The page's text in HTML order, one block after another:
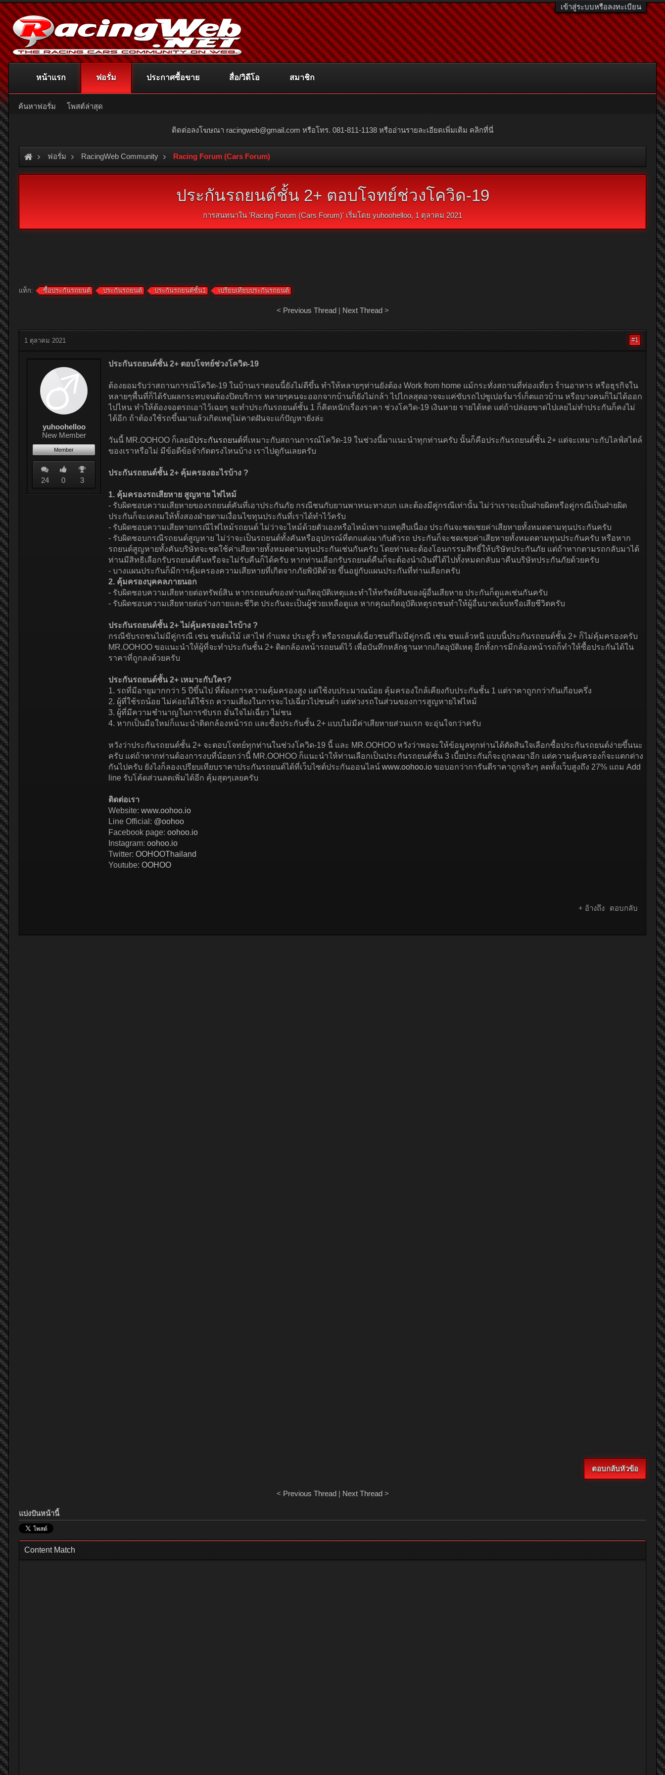
เข้าสู่ระบบหรือลงทะเบียน
ติดต่อลงโฆษณา racingweb@gmail.com หรือโทร. 081-811-1138 หรืออ่านรายละเอียดเพิ่มเติม คลิกที่นี่
ฟอรั่ม RacingWeb Community Racing Forum (Cars Forum)
ประกันรถยนต์ชั้น 2+ ตอบโจทย์ช่วงโควิด-19
การสนทนาใน 'Racing Forum (Cars Forum)' เริ่มโดยyuhoohelloo, 1 ตุลาคม 2021
แท็ก: ซื้อประกันรถยนต์ ประกันรถยนต์ ประกันรถยนต์ชั้น1 เปรียบเทียบประกันรถยนต์
< Previous Thread| Next Thread>
1 ตุลาคม 2021 #1
yuhoohelloo
New Member
Member
24 0 3
ประกันรถยนต์ชั้น 2+ ตอบโจทย์ช่วงโควิด-19
ต้องยอมรับว่าสถานการณ์โควิด-19 ในบ้านเราตอนนี้ยังไม่ดีขึ้น ทำให้หลายๆท่านยังต้อง Work from home แม้กระทั่งสถานที่ท่องเที่ยว ร้านอาหาร หรือธุรกิจใน
หลายๆพื้นที่ก็ได้รับผลกระทบจนต้องปิดบริการ หลายๆคนจะออกจากบ้านก็ยังไม่กล้า ไปไกลสุดอาจจะแค่ขับรถไปซูเปอร์มาร์เก็ตแถวบ้าน หรือบางคนก็ไม่ได้ออก
ไปไหน ทำให้ต้องจอดรถเอาไว้เฉยๆ จะทำประกันรถยนต์ชั้น 1 ก็คิดหนักเรื่องราคา ช่วงโควิด-19 เงินหาย รายได้หด แต่ถ้าปล่อยขาดไปเลยไม่ทำประกันก็คงไม่
ได้อีก ถ้าต้องใช้รถขึ้นมาแล้วเกิดเหตุไม่คาดฝันจะแก้ปัญหายังล่ะ
วันนี้ MR.OOHOO ก็เลยมีประกันรถยนต์ที่เหมาะกับสถานการณ์โควิด-19 ในช่วงนี้มาแนะนำทุกท่านครับ นั้นก็คือประกันรถยนต์ชั้น 2+ แต่จะเหมาะกับไลฟ์สไตล์
ของเราหรือไม่ มีข้อดีข้อจำกัดตรงไหนบ้าง เราไปดูกันเลยครับ
ประกันรถยนต์ชั้น 2+ คุ้มครองอะไรบ้าง ?
1. คุ้มครองรถเสียหาย สูญหาย ไฟไหม้
- รับผิดชอบความเสียหายของรถยนต์คันที่เอาประกันภัย กรณีชนกับยานพาหนะทางบก และต้องมีคู่กรณีเท่านั้น ไม่ว่าเราจะเป็นฝ่ายผิดหรือคู่กรณีเป็นฝ่ายผิด
ประกันก็จะเคลมให้ทั้งสองฝ่ายตามเงื่อนไขทุนประกันที่เราได้ทำไว้ครับ
- รับผิดชอบความเสียหายกรณีไฟไหม้รถยนต์ ไม่ว่าจะไหม้ด้วยตัวเองหรือไหม้เพราะเหตุสืบเนื่อง ประกันจะชดเชยค่าเสียหายทั้งหมดตามทุนประกันครับ
- รับผิดชอบกรณีรถยนต์สูญหาย ไม่ว่าจะเป็นรถยนต์ทั้งคันหรืออุปกรณ์ที่ตกแต่งมากับตัวรถ ประกันก็จะชดเชยค่าเสียหายทั้งหมดตามทุนประกันครับ หรือหาก
รถยนต์สูญหายทั้งคันบริษัทจะชดใช้ค่าเสียหายทั้งหมดตามทุนประกันเช่นกันครับ โดยท่านจะต้องโอนกรรมสิทธิ์ให้บริษัทประกันภัย แต่ถ้าหากตามรถกลับมาได้
ท่านมีสิทธิเลือกรับรถยนต์คืนหรือจะไม่รับคืนก็ได้ครับ หากท่านเลือกรับรถยนต์คืนก็จะต้องนำเงินที่ได้ไปทั้งหมดกลับมาคืนบริษัทประกันภัยด้วยครับ
- บางแผนประกันก็มีการคุ้มครองความเสียหายที่เกิดจากภัยพิบัติด้วย ขึ้นอยู่กับแผนประกันที่ท่านเลือกครับ
2. คุ้มครองบุคคลภายนอก
- รับผิดชอบความเสียหายต่อทรัพย์สิน หากรถยนต์ของท่านเกิดอุบัติเหตุและทำให้ทรัพย์สินของผู้อื่นเสียหาย ประกันก็ดูแลเช่นกันครับ
- รับผิดชอบความเสียหายต่อร่างกายและชีวิต ประกันจะเป็นผู้ช่วยเหลือดูแล หากคุณเกิดอุบัติเหตุรถชนทำให้ผู้อื่นบาดเจ็บหรือเสียชีวิตครับ
ประกันรถยนต์ชั้น 2+ ไม่คุ้มครองอะไรบ้าง ?
กรณีขับรถชนไม่มีคู่กรณี เช่น ชนต้นไม้ เสาไฟ กำแพง ประตูรั้ว หรือรถยนต์เฉี่ยวชนที่ไม่มีคู่กรณี เช่น ชนแล้วหนี แบบนี้ประกันรถยนต์ชั้น 2+ ก็ไม่คุ้มครองครับ
MR.OOHOO ขอแนะนำให้ผู้ที่จะทำประกันชั้น 2+ ติดกล้องหน้ารถยนต์ไว้ เพื่อบันทึกหลักฐานหากเกิดอุบัติเหตุ อีกทั้งการมีกล้องหน้ารถก็ทำให้ซื้อประกันได้ใน
ราคาที่ถูกลงด้วยครับ
ประกันรถยนต์ชั้น 2+ เหมาะกับใคร?
1. รถที่มีอายุมากกว่า 5 ปีขึ้นไป ที่ต้องการความคุ้มครองสูง แต่ใช้งบประมาณน้อย คุ้มครองใกล้เคียงกับประกันชั้น 1 แต่ราคาถูกกว่ากันเกือบครึ่ง
2. ผู้ที่ใช้รถน้อย ไม่ค่อยได้ใช้รถ ความเสี่ยงในการจะไปเฉี่ยวไปชนต่ำ แต่ห่วงรถในส่วนของการสูญหายไฟไหม้
3. ผู้ที่มีความชำนาญในการขับรถ มั่นใจไม่เฉี่ยว ไม่ชน
4. หากเป็นมือใหม่ก็แนะนำติดกล้องหน้ารถ และซื้อประกันชั้น 2+ แบบไม่มีค่าเสียหายส่วนแรก จะอุ่นใจกว่าครับ
หวังว่าประกันรถยนต์ชั้น 2+ จะตอบโจทย์ทุกท่านในช่วงโควิด-19 นี้ และ MR.OOHOO หวังว่าพอจะให้ข้อมูลทุกท่านได้ตัดสินใจเลือกซื้อประกันรถยนต์ง่ายขึ้นนะ
ครับ แต่ถ้าหากท่านต้องการงบที่น้อยกว่านี้ MR.OOHOO ก็แนะนำให้ท่านเลือกเป็นประกันรถยนต์ชั้น 3 เบี้ยประกันก็จะถูกลงมาอีก แต่ความคุ้มครองก็จะแตกต่าง
กันไปครับ ยังไงก็ลองเปรียบเทียบราคาประกันรถยนต์ได้ที่เว็บไซต์ประกันออนไลน์ www.oohoo.io ขอบอกว่าการันตีราคาถูกจริงๆ ลดทั้งเว็บสูงถึง 27% แถม Add
line รับโค้ดส่วนลดเพิ่มได้อีก คุ้มสุดๆเลยครับ
ติดต่อเรา
Website: www.oohoo.io
Line Official: @oohoo
Facebook page: oohoo.io
Instagram: oohoo.io
Twitter: OOHOOThailand
Youtube: OOHOO
+ อ้างถึง ตอบกลับ
ตอบกลับหัวข้อ
< Previous Thread| Next Thread>
แบ่งปันหน้านี้
Content Match
หน้าแรก ฟอรั่ม
ค้นหาฟอรั่ม โพสต์ล่าสุด
ประกาศซื้อขาย สื่อ/วิดีโอ สมาชิก